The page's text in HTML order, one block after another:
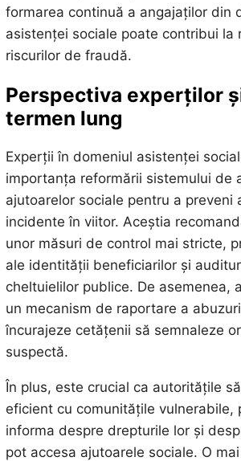
formarea continuă a angajaților din
asistenței sociale poate contribui la
riscurilor de fraudă.
Perspectiva experților
termen lung
Experții în domeniul asistenței
importanța reformării sistemului de
ajutoarelor sociale pentru a preveni
incidente în viitor. Aceștia
unor măsuri de control mai stricte,
ale identității beneficiarilor și
cheltuielilor publice. De asemenea,
un mecanism de raportare a
încurajeze cetățenii să semnaleze
suspectă.
În plus, este crucial ca autoritățile
eficient cu comunitățile vulnerabile,
informa despre drepturile lor și
pot accesa ajutoarele sociale. O